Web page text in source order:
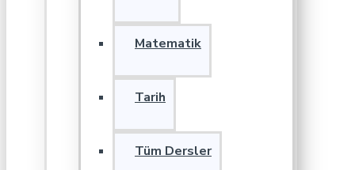
Matematik
Tarih
Tüm Dersler